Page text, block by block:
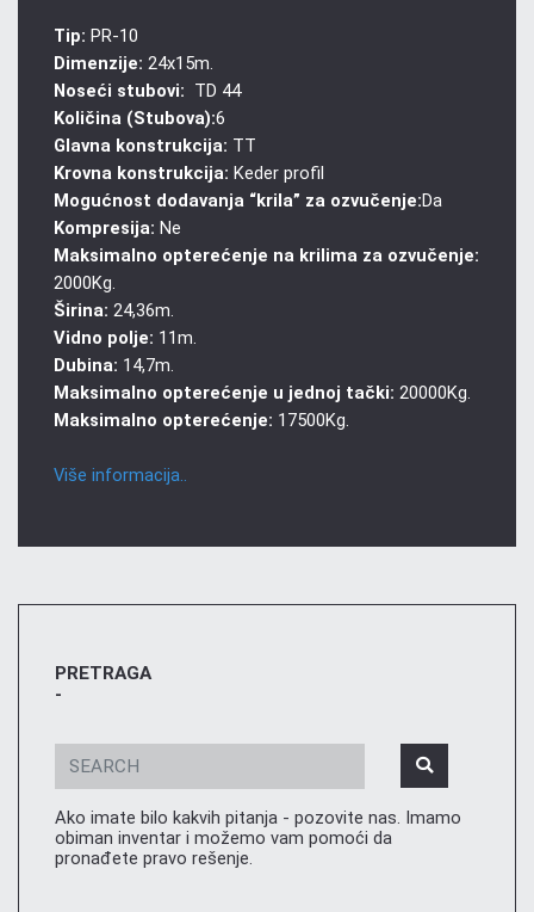
Tip: PR-10
Dimenzije: 24x15m.
Noseći stubovi: TD 44
Količina (Stubova):6
Glavna konstrukcija: TT
Krovna konstrukcija: Keder profil
Mogućnost dodavanja “krila” za ozvučenje:Da
Kompresija: Ne
Maksimalno opterećenje na krilima za ozvučenje:
2000Kg.
Širina: 24,36m.
Vidno polje: 11m.
Dubina: 14,7m.
Maksimalno opterećenje u jednoj tački: 20000Kg.
Maksimalno opterećenje: 17500Kg.
Više informacija..
PRETRAGA
-
Ako imate bilo kakvih pitanja - pozovite nas. Imamo
obiman inventar i možemo vam pomoći da
pronađete pravo rešenje.